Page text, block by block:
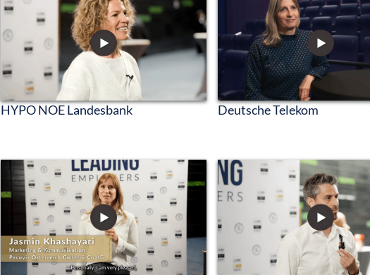
HYPO NOE Landesbank Deutsche Telekom